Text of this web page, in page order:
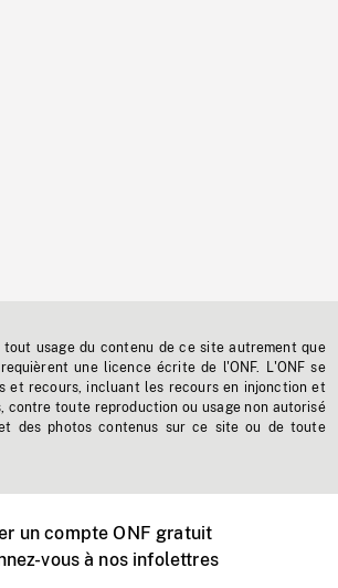
tout usage du contenu de ce site autrement que
une licence écrite de l'ONF. L'ONF se
et recours, incluant les recours en injonction et
contre toute reproduction ou usage non autorisé
des photos contenus sur ce site ou de toute
un compte ONF gratuit
vous à nos infolettres